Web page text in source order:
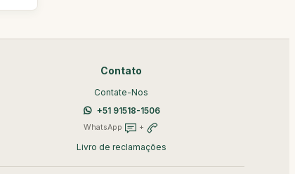
Contato
Contate-Nos
+51 91518-1506
WhatsApp +
Livro de reclamações